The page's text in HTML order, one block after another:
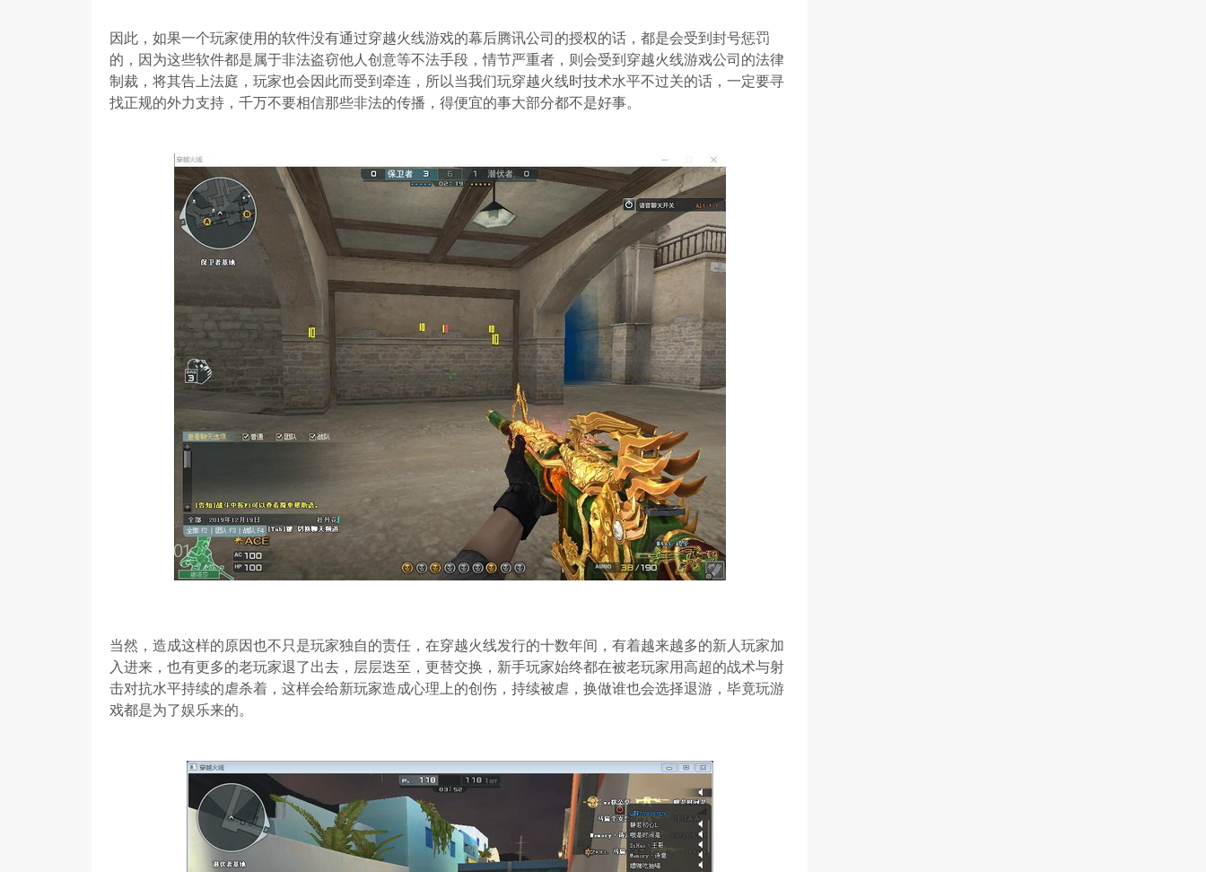
因此，如果一个玩家使用的软件没有通过穿越火线游戏的幕后腾讯公司的授权的话，都是会受到封号惩罚
的，因为这些软件都是属于非法盗窃他人创意等不法手段，情节严重者，则会受到穿越火线游戏公司的法律
制裁，将其告上法庭，玩家也会因此而受到牵连，所以当我们玩穿越火线时技术水平不过关的话，一定要寻
找正规的外力支持，千万不要相信那些非法的传播，得便宜的事大部分都不是好事。
当然，造成这样的原因也不只是玩家独自的责任，在穿越火线发行的十数年间，有着越来越多的新人玩家加
入进来，也有更多的老玩家退了出去，层层迭至，更替交换，新手玩家始终都在被老玩家用高超的战术与射
击对抗水平持续的虐杀着，这样会给新玩家造成心理上的创伤，持续被虐，换做谁也会选择退游，毕竟玩游
戏都是为了娱乐来的。